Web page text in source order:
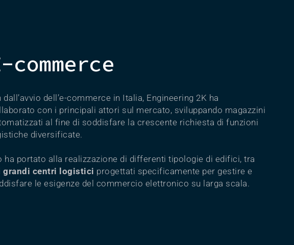
commerce
dall’avvio dell’e-commerce in Italia, Engineering 2K ha
con i principali attori sul mercato, sviluppando magazzini
al fine di soddisfare la crescente richiesta di funzioni
diversificate.
ha portato alla realizzazione di differenti tipologie di edifici, tra
grandi centri logistici progettati specificamente per gestire e
le esigenze del commercio elettronico su larga scala.